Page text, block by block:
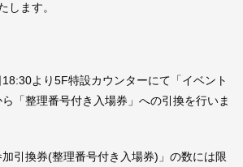
します。
より5F特設カウンターにて「イベント
「整理番号付き入場券」への引換を行いま
引換券(整理番号付き入場券)」の数には限